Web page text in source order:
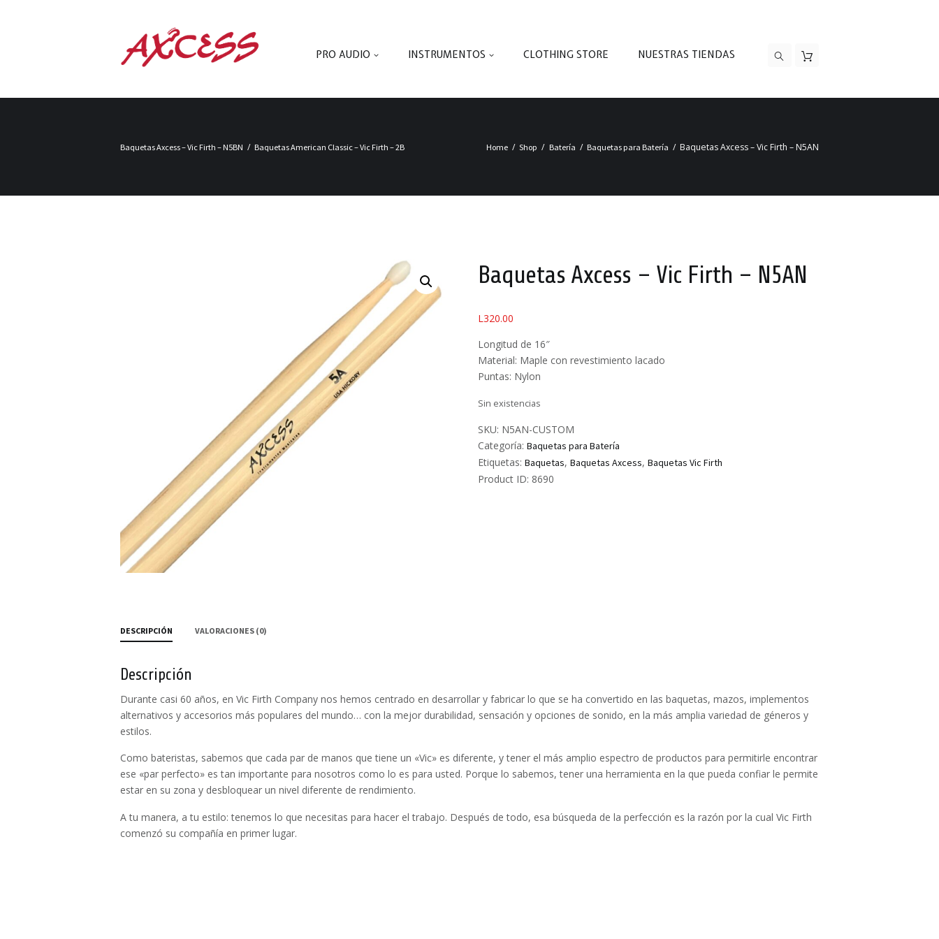
PRO AUDIO INSTRUMENTOS CLOTHING STORE NUESTRAS TIENDAS
Baquetas Axcess – Vic Firth – N5BN Baquetas American Classic – Vic Firth – 2B Home Shop Batería Baquetas para Batería Baquetas Axcess – Vic Firth – N5AN
Baquetas Axcess – Vic Firth – N5AN
L320.00
Longitud de 16″
Material: Maple con revestimiento lacado
Puntas: Nylon
Sin existencias
SKU: N5AN-CUSTOM
Categoría: Baquetas para Batería
Etiquetas: Baquetas, Baquetas Axcess, Baquetas Vic Firth
Product ID: 8690
DESCRIPCIÓN VALORACIONES (0)
Descripción
Durante casi 60 años, en Vic Firth Company nos hemos centrado en desarrollar y fabricar lo que se ha convertido en las baquetas, mazos, implementos
alternativos y accesorios más populares del mundo… con la mejor durabilidad, sensación y opciones de sonido, en la más amplia variedad de géneros y
estilos.
Como bateristas, sabemos que cada par de manos que tiene un «Vic» es diferente, y tener el más amplio espectro de productos para permitirle encontrar
ese «par perfecto» es tan importante para nosotros como lo es para usted. Porque lo sabemos, tener una herramienta en la que pueda confiar le permite
estar en su zona y desbloquear un nivel diferente de rendimiento.
A tu manera, a tu estilo: tenemos lo que necesitas para hacer el trabajo. Después de todo, esa búsqueda de la perfección es la razón por la cual Vic Firth
comenzó su compañía en primer lugar.